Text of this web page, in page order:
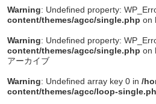
Warning: Undefined property:
content/themes/agcc/single.php on
Warning: Undefined property:
content/themes/agcc/single.php on
アーカイブ
Warning: Undefined array key 0 in /
content/themes/agcc/loop-